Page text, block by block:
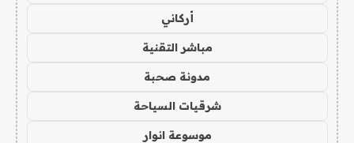
أركاني
مباشر التقنية
مدونة صحبة
شرقيات السياحة
موسوعة انوار